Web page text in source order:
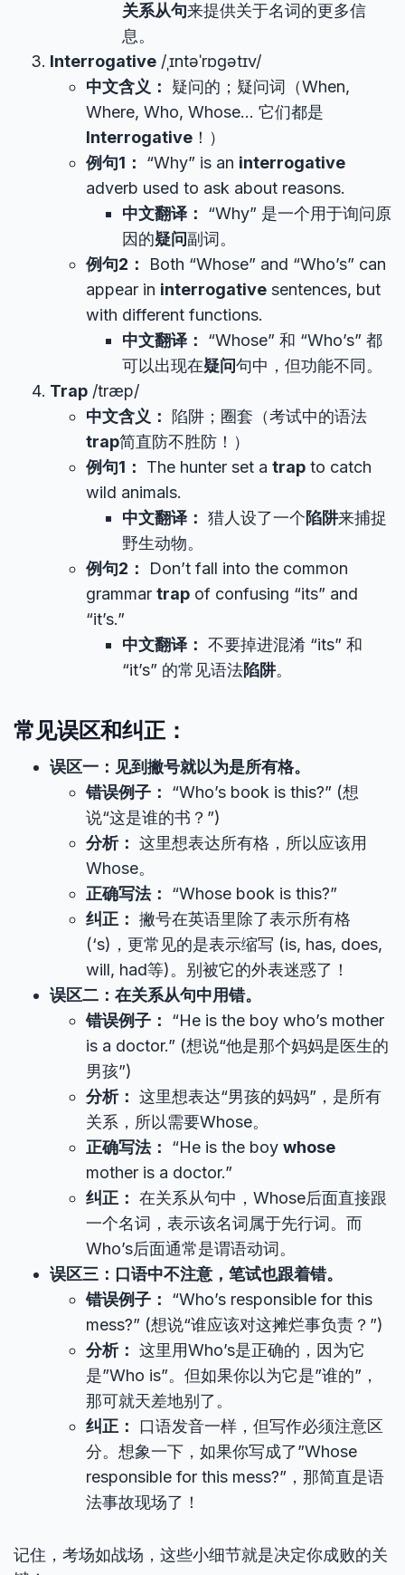
关系从句来提供关于名词的更多信
息。
Interrogative /ˌɪntəˈrɒɡətɪv/
中文含义：
疑问的；疑问词（When,
Where, Who, Whose… 它们都是
Interrogative ！）
例句1：
“Why” is an interrogative
adverb used to ask about reasons.
中文翻译：
“Why” 是一个用于询问原
因的疑问副词。
例句2：
Both “Whose” and “Who’s” can
appear in interrogative sentences, but
with different functions.
中文翻译：
“Whose” 和 “Who’s” 都
可以出现在疑问句中，但功能不同。
Trap /træp/
中文含义：
陷阱；圈套（考试中的语法
trap简直防不胜防！）
例句1：
The hunter set a trap to catch
wild animals.
中文翻译： 猎人设了一个陷阱来捕捉
野生动物。
例句2：
Don’t fall into the common
grammar trap of confusing “its” and
“it’s.”
中文翻译： 不要掉进混淆 “its” 和
“it’s” 的常见语法陷阱。
常见误区和纠正：
误区一：见到撇号就以为是所有格。
错误例子：
“Who’s book is this?” (想
说“这是谁的书？”)
分析： 这里想表达所有格，所以应该用
Whose。
正确写法：
“Whose book is this?”
纠正： 撇号在英语里除了表示所有格
(‘s)，更常见的是表示缩写 (is, has, does,
will, had等)。别被它的外表迷惑了！
误区二：在关系从句中用错。
错误例子：
“He is the boy who’s mother
is a doctor.” (想说“他是那个妈妈是医生的
男孩”)
分析： 这里想表达“男孩的妈妈”，是所有
关系，所以需要Whose。
正确写法：
“He is the boy whose
mother is a doctor.”
纠正： 在关系从句中，Whose后面直接跟
一个名词，表示该名词属于先行词。而
Who’s后面通常是谓语动词。
误区三：口语中不注意，笔试也跟着错。
错误例子：
“Who’s responsible for this
mess?” (想说“谁应该对这摊烂事负责？”)
分析： 这里用Who’s是正确的，因为它
是”Who is”。但如果你以为它是”谁的”，
那可就天差地别了。
纠正：
口语发音一样，但写作必须注意区
分。想象一下，如果你写成了”Whose
responsible for this mess?”，那简直是语
法事故现场了！
记住，考场如战场，这些小细节就是决定你成败的关